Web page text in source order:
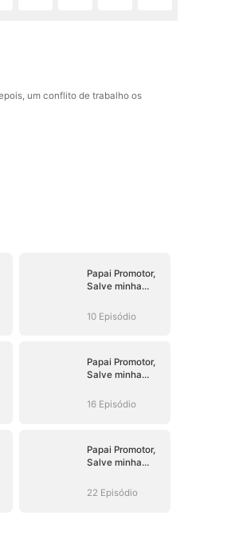
um conflito de trabalho os
Papai Promotor,
Salve minha
10 Episódio
Papai Promotor,
Salve minha
16 Episódio
Papai Promotor,
Salve minha
22 Episódio